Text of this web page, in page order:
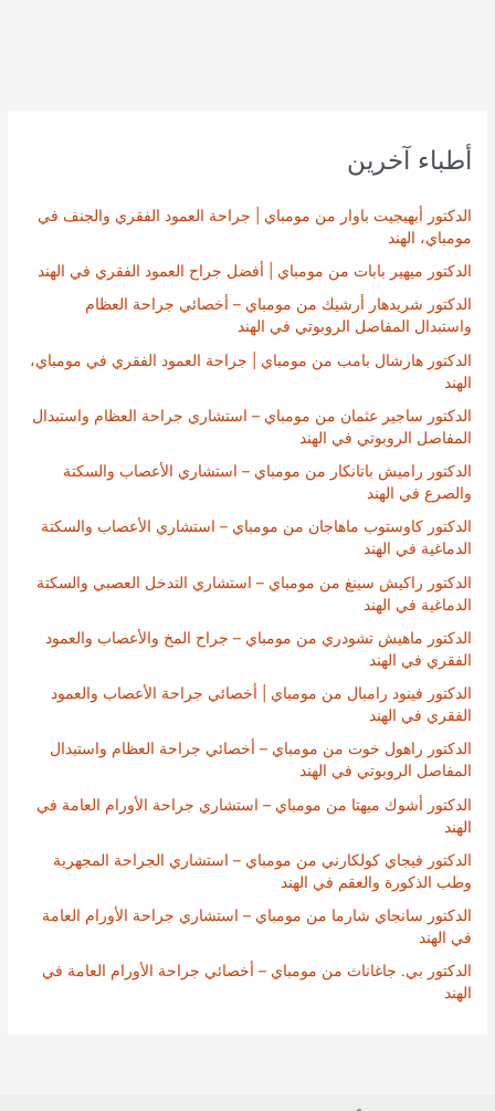
أطباء آخرين
الدكتور أبهيجيت باوار من مومباي | جراحة العمود الفقري والجنف في
مومباي، الهند
الدكتور ميهير بابات من مومباي | أفضل جراح العمود الفقري في الهند
الدكتور شريدهار أرشيك من مومباي – أخصائي جراحة العظام
واستبدال المفاصل الروبوتي في الهند
الدكتور هارشال بامب من مومباي | جراحة العمود الفقري في مومباي،
الهند
الدكتور ساجير عثمان من مومباي – استشاري جراحة العظام واستبدال
المفاصل الروبوتي في الهند
الدكتور راميش باتانكار من مومباي – استشاري الأعصاب والسكتة
والصرع في الهند
الدكتور كاوستوب ماهاجان من مومباي – استشاري الأعصاب والسكتة
الدماغية في الهند
الدكتور راكيش سينغ من مومباي – استشاري التدخل العصبي والسكتة
الدماغية في الهند
الدكتور ماهيش تشودري من مومباي – جراح المخ والأعصاب والعمود
الفقري في الهند
الدكتور فينود رامبال من مومباي | أخصائي جراحة الأعصاب والعمود
الفقري في الهند
الدكتور راهول خوت من مومباي – أخصائي جراحة العظام واستبدال
المفاصل الروبوتي في الهند
الدكتور أشوك ميهتا من مومباي – استشاري جراحة الأورام العامة في
الهند
الدكتور فيجاي كولكارني من مومباي – استشاري الجراحة المجهرية
وطب الذكورة والعقم في الهند
الدكتور سانجاي شارما من مومباي – استشاري جراحة الأورام العامة
في الهند
الدكتور بي. جاغاناث من مومباي – أخصائي جراحة الأورام العامة في
الهند